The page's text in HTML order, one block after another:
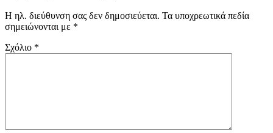
Η ηλ. διεύθυνση σας δεν δημοσιεύεται. Τα υποχρεωτικά πεδία
σημειώνονται με *
Σχόλιο *